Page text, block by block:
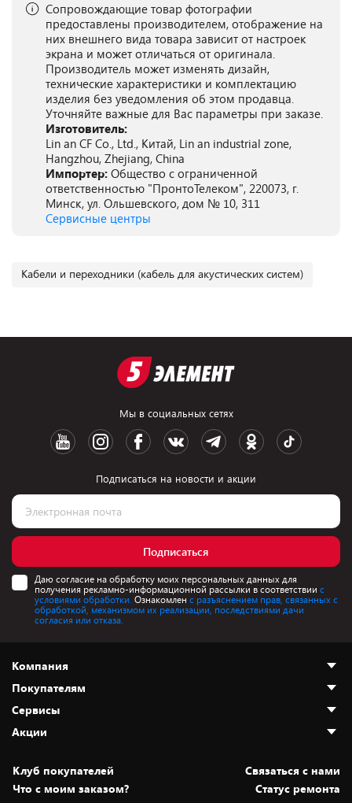
Сопровождающие товар фотографии
предоставлены производителем, отображение на
них внешнего вида товара зависит от настроек
экрана и может отличаться от оригинала.
Производитель может изменять дизайн,
технические характеристики и комплектацию
изделия без уведомления об этом продавца.
Уточняйте важные для Вас параметры при заказе.
Изготовитель:
Lin an CF Co., Ltd., Китай, Lin an industrial zone,
Hangzhou, Zhejiang, China
Импортер: Общество с ограниченной
ответственностью "ПронтоТелеком", 220073, г.
Минск, ул. Ольшевского, дом № 10, 311
Сервисные центры
Кабели и переходники (кабель для акустических систем)
Мы в социальных сетях
Подписаться на новости и акции
Подписаться
Даю согласие на обработку моих персональных данных для
получения рекламно-информационной рассылки в соответствии с
условиями обработки. Ознакомлен с разъяснением прав, связанных с
обработкой, механизмом их реализации, последствиями дачи
согласия или отказа.
Компания
О нас
Адреса магазинов
Новости
Статьи и обзоры
Вакансии
Покупателям
Как сделать заказ
Оплата и доставка
Безналичный расчёт
Обмен и возврат товара
Сервисы
Установка техники
Для игровых консолей
Акции
Скидки и промокоды
Белорусские товары
Клуб покупателей
Cвязаться с нами
Что с моим заказом?
Статус ремонта